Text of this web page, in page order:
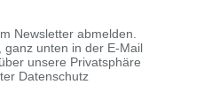
Newsletter abmelden.
ganz unten in der E-Mail
unsere Privatsphäre
Datenschutz